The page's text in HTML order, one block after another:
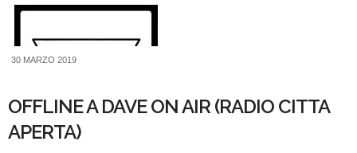
30 MARZO 2019
OFFLINE A DAVE ON AIR (RADIO CITTA
APERTA)